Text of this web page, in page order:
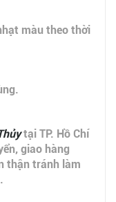
màu theo thời
tại TP. Hồ Chí
giao hàng
thận tránh làm